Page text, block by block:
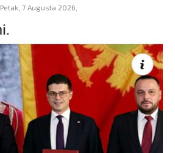
Petak, 7 Augusta 2026,